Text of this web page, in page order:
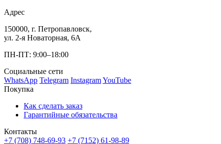
Адрес
150000, г. Петропавловск,
ул. 2-я Новаторная, 6А
ПН-ПТ: 9:00–18:00
Социальные сети
WhatsApp Telegram InstagramYouTube
Покупка
Как сделать заказ
Гарантийные обязательства
Контакты
+7 (708) 748-69-93 +7 (7152) 61-98-89